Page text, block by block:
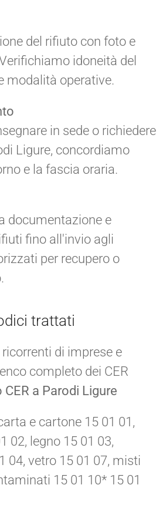
del rifiuto con foto e
idoneità del
modalità operative.
in sede o richiedere
Ligure, concordiamo
e la fascia oraria.
documentazione e
fino all'invio agli
per recupero o
trattati
di imprese e
completo dei CER
CER a Parodi Ligure
e cartone 15 01 01,
02, legno 15 01 03,
04, vetro 15 01 07, misti
15 01 10* 15 01